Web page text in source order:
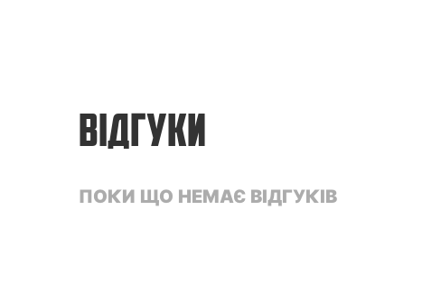
ВІДГУКИ
ПОКИ ЩО НЕМАЄ ВІДГУКІВ